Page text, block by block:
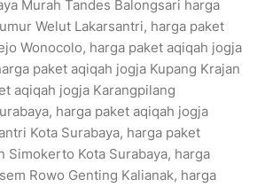
Murah Tandes Balongsari harga
Welut Lakarsantri, harga paket
Wonocolo, harga paket aqiqah jogja
paket aqiqah jogja Kupang Krajan
aqiqah jogja Karangpilang
harga paket aqiqah jogja
Kota Surabaya, harga paket
Simokerto Kota Surabaya, harga
Rowo Genting Kalianak, harga